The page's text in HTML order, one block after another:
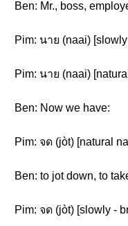
Ben: Mr., boss,
Pim: นาย (naai)
Pim: นาย (naai)
Ben: Now we have:
Pim: จด (jòt) [natural
Ben: to jot down, to
Pim: จด (jòt) [slowly -